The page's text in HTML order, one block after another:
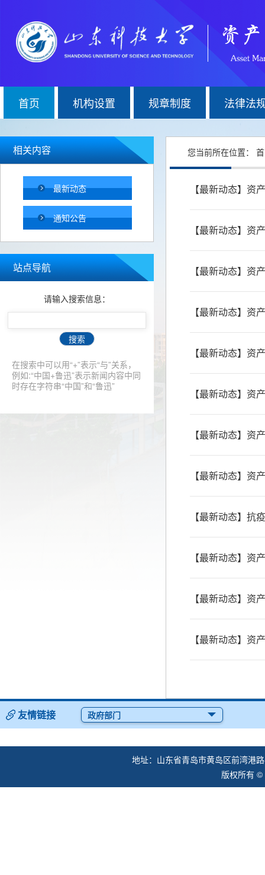
首页 机构设置 规章制度 法律法
相关内容
最新动态
通知公告
站点导航
请输入搜索信息：
搜索
在搜索中可以用“+”表示“与”关系，
例如:“中国+鲁迅”表示新闻内容中同
时存在字符串“中国”和“鲁迅”
您当前所在位置：
【最新动态】资
【最新动态】资
【最新动态】资
【最新动态】资
【最新动态】资
【最新动态】资
【最新动态】资
【最新动态】资
【最新动态】抗
【最新动态】资
【最新动态】资
【最新动态】资
友情链接 政府部门
地址：山东省青岛市黄岛区前湾
版权所有 ©